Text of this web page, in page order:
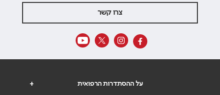
צרו קשר
+ על ההסתדרות הרפואית